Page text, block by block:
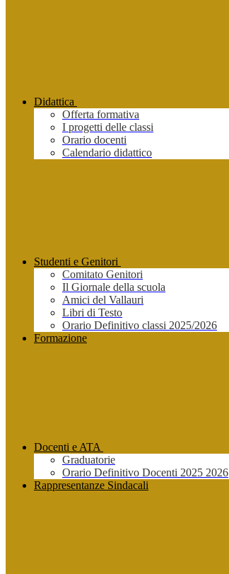
Didattica
Offerta formativa
I progetti delle classi
Orario docenti
Calendario didattico
Studenti e Genitori
Comitato Genitori
Il Giornale della scuola
Amici del Vallauri
Libri di Testo
Orario Definitivo classi 2025/2026
Formazione
Docenti e ATA
Graduatorie
Orario Definitivo Docenti 2025 2026
Rappresentanze Sindacali